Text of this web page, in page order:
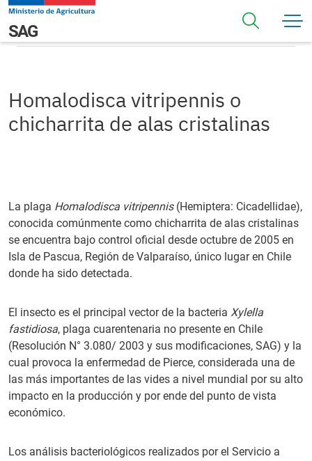
Pasar al contenido principal
Navegación principal
SAGHomalodisca vitripennis o chicharrita de alas cristalinas
Homalodisca vitripennis o
chicharrita de alas cristalinas
La plaga Homalodisca vitripennis (Hemiptera: Cicadellidae),
conocida comúnmente como chicharrita de alas cristalinas
se encuentra bajo control oficial desde octubre de 2005 en
Isla de Pascua, Región de Valparaíso, único lugar en Chile
donde ha sido detectada.
El insecto es el principal vector de la bacteria Xylella
fastidiosa, plaga cuarentenaria no presente en Chile
(Resolución N° 3.080/ 2003 y sus modificaciones, SAG) y la
cual provoca la enfermedad de Pierce, considerada una de
las más importantes de las vides a nivel mundial por su alto
impacto en la producción y por ende del punto de vista
económico.
Los análisis bacteriológicos realizados por el Servicio a